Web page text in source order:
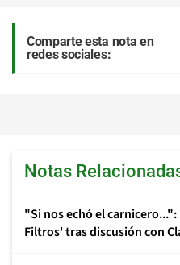
Comparte esta nota en
redes sociales:
Notas
"Si nos echó el
Filtros' tras discusión con